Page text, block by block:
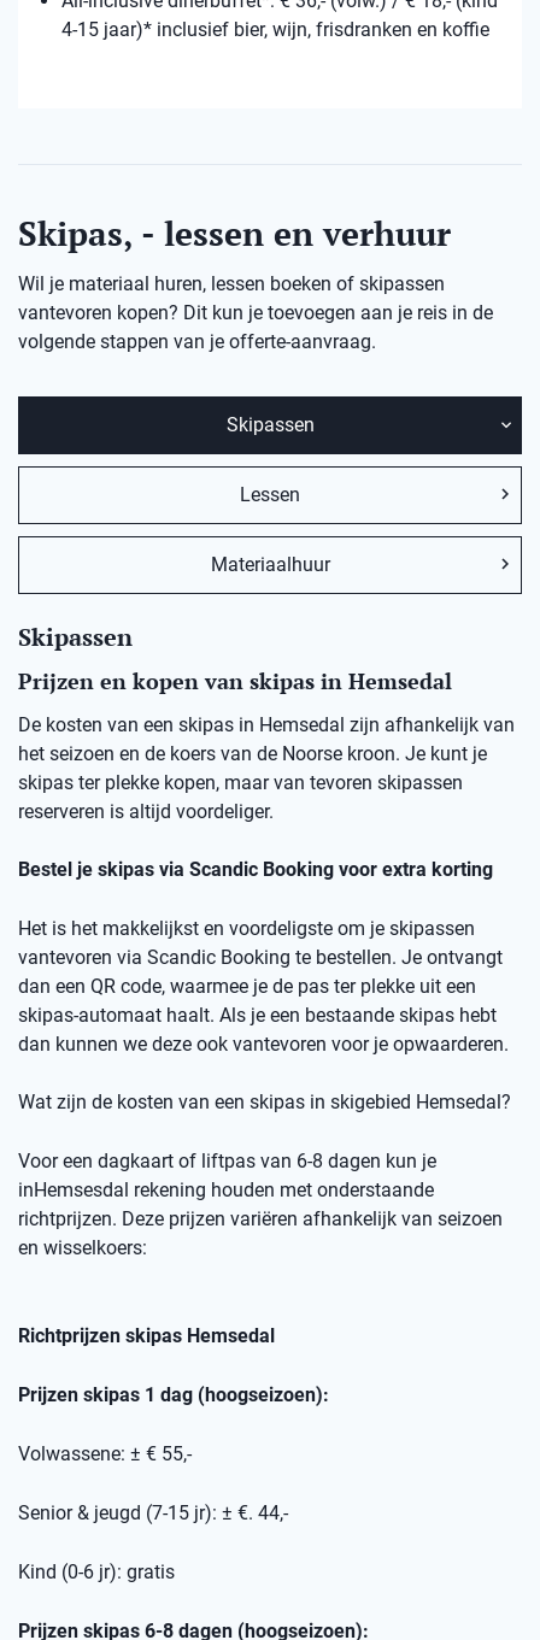
4-15 jaar)* inclusief bier, wijn, frisdranken en koffie
Skipas, - lessen en verhuur
Wil je materiaal huren, lessen boeken of skipassen
vantevoren kopen? Dit kun je toevoegen aan je reis in de
volgende stappen van je offerte-aanvraag.
Skipassen
Lessen
Materiaalhuur
Skipassen
Prijzen en kopen van skipas in Hemsedal
De kosten van een skipas in Hemsedal zijn afhankelijk van
het seizoen en de koers van de Noorse kroon. Je kunt je
skipas ter plekke kopen, maar van tevoren skipassen
reserveren is altijd voordeliger.
Bestel je skipas via Scandic Booking voor extra korting
Het is het makkelijkst en voordeligste om je skipassen
vantevoren via Scandic Booking te bestellen. Je ontvangt
dan een QR code, waarmee je de pas ter plekke uit een
skipas-automaat haalt. Als je een bestaande skipas hebt
dan kunnen we deze ook vantevoren voor je opwaarderen.
Wat zijn de kosten van een skipas in skigebied Hemsedal ?
Voor een dagkaart of liftpas van 6-8 dagen kun je
inHemsesdal rekening houden met onderstaande
richtprijzen. Deze prijzen variëren afhankelijk van seizoen
en wisselkoers:
Richtprijzen skipas Hemsedal
Prijzen skipas 1 dag (hoogseizoen):
Volwassene: ± € 55,-
Senior & jeugd (7-15 jr): ± €. 44,-
Kind (0-6 jr): gratis
Prijzen skipas 6-8 dagen (hoogseizoen):